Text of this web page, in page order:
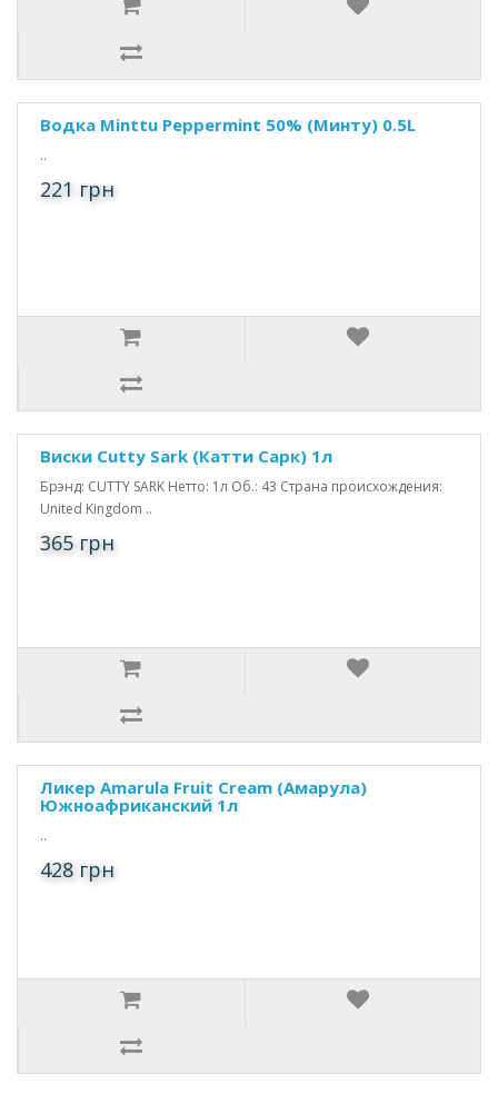
Водка Minttu Peppermint 50% (Минту) 0.5L
..
221 грн
Виски Cutty Sark (Катти Сарк) 1л
Брэнд: CUTTY SARK Нетто: 1л Об.: 43 Страна происхождения:
United Kingdom ..
365 грн
Ликер Amarula Fruit Cream (Амарула)
Южноафриканский 1л
..
428 грн